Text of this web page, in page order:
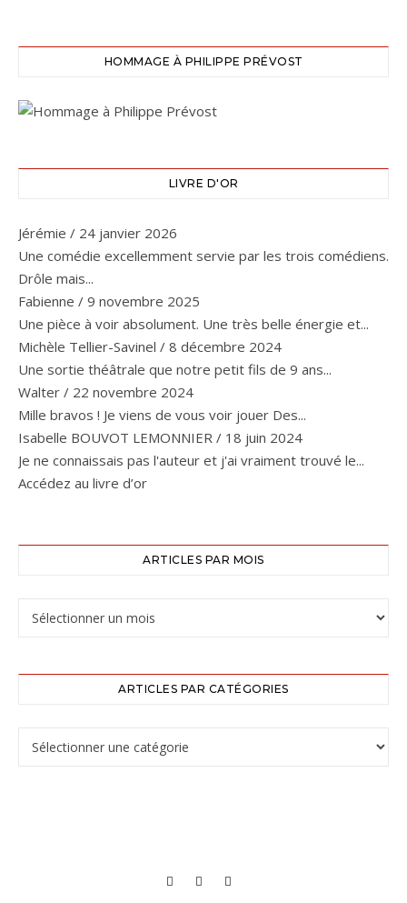
HOMMAGE À PHILIPPE PRÉVOST
LIVRE D'OR
Jérémie / 24 janvier 2026
Une comédie excellemment servie par les trois comédiens.
Drôle mais...
Fabienne / 9 novembre 2025
Une pièce à voir absolument. Une très belle énergie et...
Michèle Tellier-Savinel / 8 décembre 2024
Une sortie théâtrale que notre petit fils de 9 ans...
Walter / 22 novembre 2024
Mille bravos ! Je viens de vous voir jouer Des...
Isabelle BOUVOT LEMONNIER / 18 juin 2024
Je ne connaissais pas l'auteur et j'ai vraiment trouvé le...
Accédez au livre d’or
ARTICLES PAR MOIS
ARTICLES PAR CATÉGORIES